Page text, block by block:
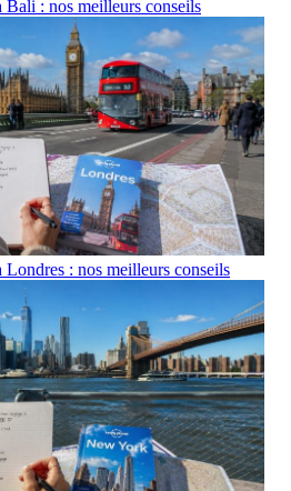
Bali : nos meilleurs conseils
Londres : nos meilleurs conseils